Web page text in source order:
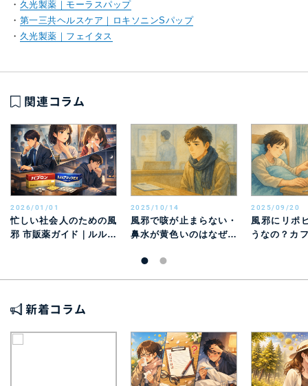
・ 久光製薬｜モーラスパップ
・ 第一三共ヘルスケア｜ロキソニンSパップ
・ 久光製薬｜フェイタス
関連コラム
2026/01/01
忙しい社会人のための風
邪 市販薬ガイド｜ルル＆
2025/10/14
風邪で咳が止まらない・
鼻水が黄色いのはなぜ？
処法
2025/09/20
風邪にリポ
うなの？カ
新着コラム